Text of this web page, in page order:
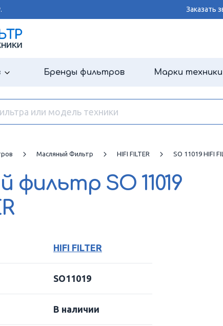
Заказать
Бренды фильтров Марки техники
Масляный Фильтр HIFI FILTER SO 11019 HIFI
фильтр SO 11019
HIFI FILTER
SO11019
В наличии